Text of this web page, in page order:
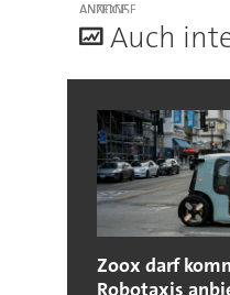
ANZEIGE
Auch
Zoox darf
Robotaxis